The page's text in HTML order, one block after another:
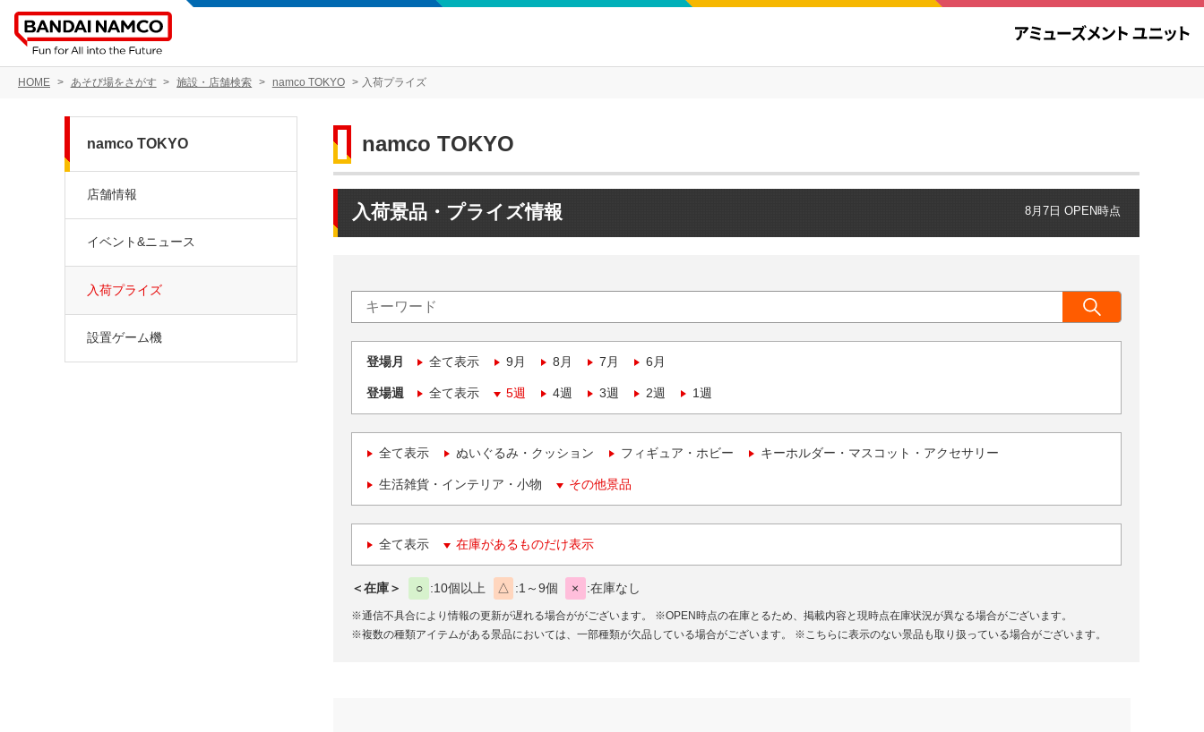
HOME あそび場をさがす 施設・店舗検索 namco TOKYO 入荷プライズ
namco TOKYO
入荷景品・プライズ情報 8月7日 OPEN時点
登場月 全て表示 9月 8月 7月 6月
登場週 全て表示 5週 4週 3週 2週 1週
全て表示 ぬいぐるみ・クッション フィギュア・ホビー キーホルダー・マスコット・アクセサリー
生活雑貨・インテリア・小物 その他景品
全て表示 在庫があるものだけ表示
＜在庫＞ ○ 10個以上 △ 1～9個 × 在庫なし
※通信不具合により情報の更新が遅れる場合ががございます。
※OPEN時点の在庫とるため、掲載内容と現時点在庫状況が異なる場合がございます。
※複数の種類アイテムがある景品においては、一部種類が欠品している場合がございます。
※こちらに表示のない景品も取り扱っている場合がございます。
namco TOKYO
店舗情報
イベント&ニュース
入荷プライズ
設置ゲーム機